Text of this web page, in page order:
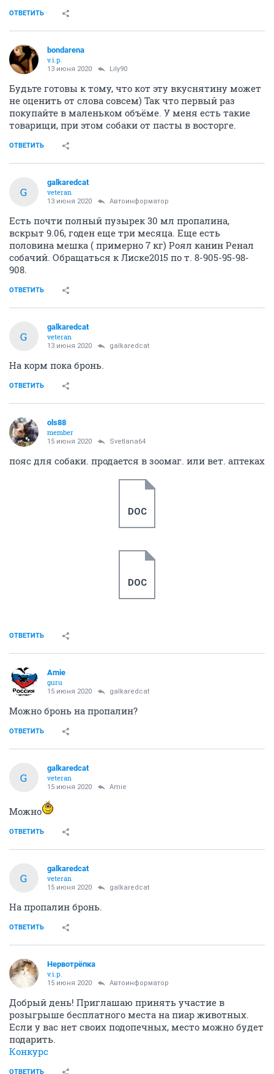
ОТВЕТИТЬ
bondarena
v.i.p.
13 июня 2020 Lily90
Будьте готовы к тому, что кот эту вкуснятину может
не оценить от слова совсем) Так что первый раз
покупайте в маленьком объёме. У меня есть такие
товарищи, при этом собаки от пасты в восторге.
ОТВЕТИТЬ
G
galkaredcat
veteran
13 июня 2020 Автоинформатор
Есть почти полный пузырек 30 мл пропалина,
вскрыт 9.06, годен еще три месяца. Еще есть
половина мешка ( примерно 7 кг) Роял канин Ренал
собачий. Обращаться к Лиске2015 по т. 8-905-95-98-
908.
ОТВЕТИТЬ
G
galkaredcat
veteran
13 июня 2020 galkaredcat
На корм пока бронь.
ОТВЕТИТЬ
ols88
member
15 июня 2020 Svetlana64
пояс для собаки. продается в зоомаг. или вет. аптеках
DOC
DOC
ОТВЕТИТЬ
Amie
guru
15 июня 2020 galkaredcat
Можно бронь на пропалин?
ОТВЕТИТЬ
G
galkaredcat
veteran
15 июня 2020 Amie
Можно
ОТВЕТИТЬ
G
galkaredcat
veteran
15 июня 2020 galkaredcat
На пропалин бронь.
ОТВЕТИТЬ
Нервотрёпка
v.i.p.
15 июня 2020 Автоинформатор
Добрый день! Приглашаю принять участие в
розыгрыше бесплатного места на пиар животных.
Если у вас нет своих подопечных, место можно будет
подарить.
Конкурс
ОТВЕТИТЬ